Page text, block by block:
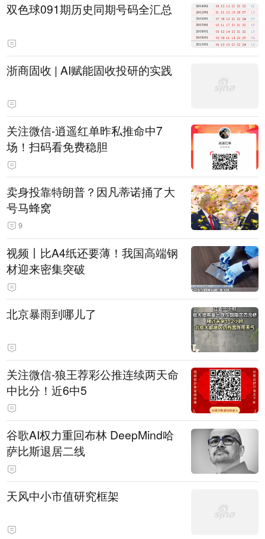
双色球091期历史同期号码全汇总
浙商固收 | AI赋能固收投研的实践
关注微信-逍遥红单昨私推命中7
场！扫码看免费稳胆
卖身投靠特朗普？因凡蒂诺捅了大
号马蜂窝
9
视频丨比A4纸还要薄！我国高端钢
材迎来密集突破
北京暴雨到哪儿了
关注微信-狼王荐彩公推连续两天命
中比分！近6中5
谷歌AI权力重回布林 DeepMind哈
萨比斯退居二线
天风中小市值研究框架